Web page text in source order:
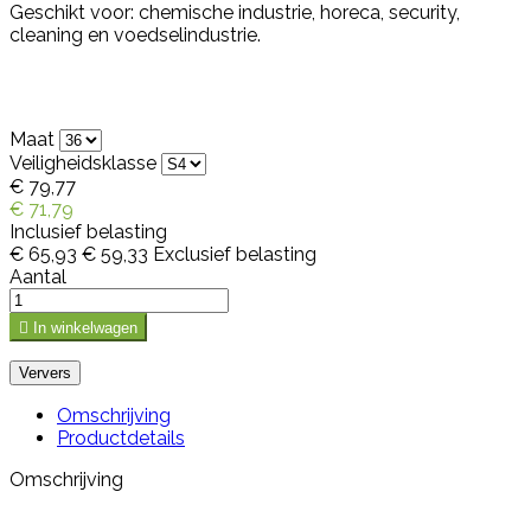
Geschikt voor: chemische industrie, horeca, security,
cleaning en voedselindustrie.
Maat
Veiligheidsklasse
€ 79,77
€ 71,79
Inclusief belasting
€ 65,93 € 59,33 Exclusief belasting
Aantal
 In winkelwagen
Omschrijving
Productdetails
Omschrijving